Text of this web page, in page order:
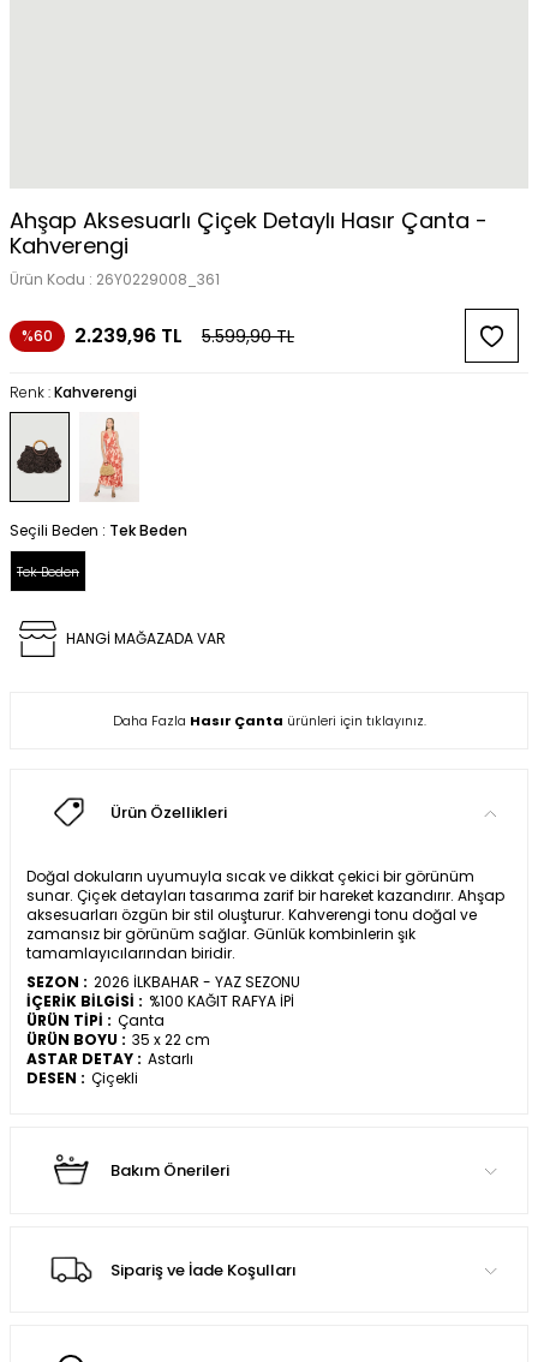
Ahşap Aksesuarlı Çiçek Detaylı Hasır Çanta -
Kahverengi
Ürün Kodu : 26Y0229008_361
%60 2.239,96 TL 5.599,90TL
Renk :Kahverengi
Seçili Beden : Tek Beden
Tek Beden
HANGİ MAĞAZADA VAR
Daha Fazla Hasır Çanta ürünleri için tıklayınız.
Ürün Özellikleri
Doğal dokuların uyumuyla sıcak ve dikkat çekici bir görünüm
sunar. Çiçek detayları tasarıma zarif bir hareket kazandırır. Ahşap
aksesuarları özgün bir stil oluşturur. Kahverengi tonu doğal ve
zamansız bir görünüm sağlar. Günlük kombinlerin şık
tamamlayıcılarından biridir.
SEZON : 2026 İLKBAHAR - YAZ SEZONU
İÇERİK BİLGİSİ : %100 KAĞIT RAFYA İPİ
ÜRÜN TİPİ : Çanta
ÜRÜN BOYU : 35 x 22 cm
ASTAR DETAY : Astarlı
DESEN : Çiçekli
Bakım Önerileri
Sipariş ve İade Koşulları